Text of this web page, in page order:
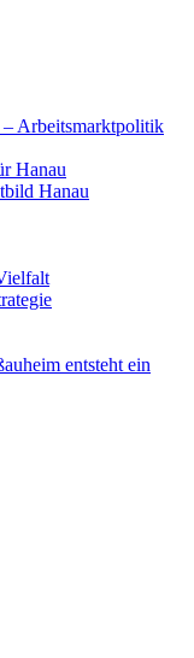
Arbeitsmarktpolitik
Hanau
Hanau
entsteht ein